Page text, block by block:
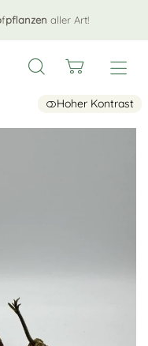
fpflanzen aller Art!
Hoher Kontrast